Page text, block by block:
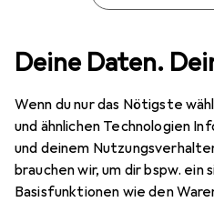
Deine Daten.
Wenn du nur das Nötigste
und ähnlichen Technologien
und deinem
brauchen wir, um dir bspw. ein
Basisfunktionen wie den
Wohnzimmer Regal Vicco
EUR
154,58
Vicco
40 x 60 x